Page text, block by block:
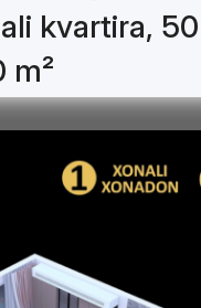
kvartira, 50
m²